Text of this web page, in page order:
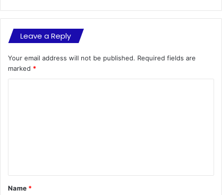
Leave a Reply
Your email address will not be published. Required fields are
marked *
t
*
Name *